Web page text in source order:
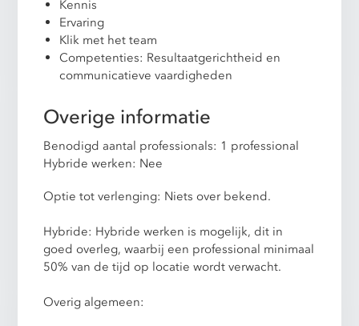
Kennis
Ervaring
Klik met het team
Competenties: Resultaatgerichtheid en
communicatieve vaardigheden
Overige informatie
Benodigd aantal professionals: 1 professional
Hybride werken: Nee
Optie tot verlenging: Niets over bekend.
Hybride: Hybride werken is mogelijk, dit in
goed overleg, waarbij een professional minimaal
50% van de tijd op locatie wordt verwacht.
Overig algemeen: